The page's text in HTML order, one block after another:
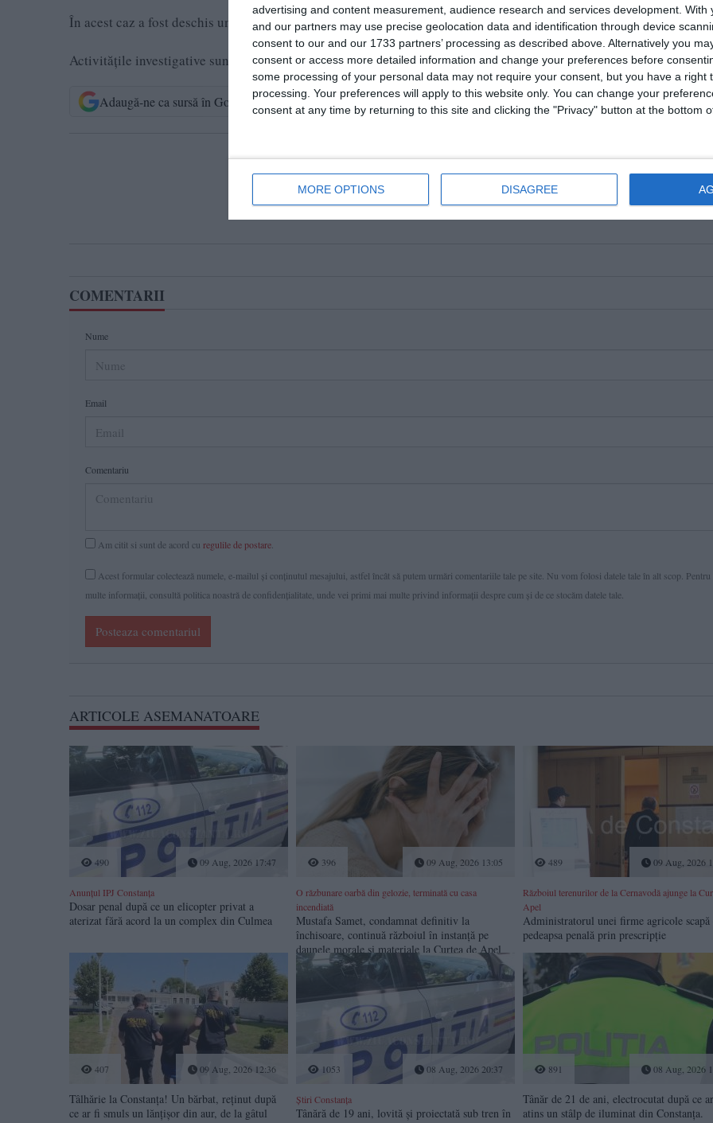
advertising and content measurement, audience research and services development. With
and our partners may use precise geolocation data and identification through device
consent to our and our 1733 partners’ processing as described above. Alternatively you
consent or access more detailed information and change your preferences before
some processing of your personal data may not require your consent, but you have a right
processing. Your preferences will apply to this website only. You can change your
consent at any time by returning to this site and clicking the "Privacy" button at the bottom
MORE OPTIONS DISAGREE
În acest caz a fost deschis un dosar penal pentru rele tratamente aplicate minorului.
Activitățile investigative sunt desfășurate sub coordonarea unității de parchet competente.
Adaugă-ne ca sursă în Google Urmărește-ne pe Google News Urmărește-ne pe Whatsapp
Ti-a placut articolul?
COMENTARII
Nume
Email
Comentariu
Am citit si sunt de acord cu regulile de postare.
Acest formular colectează numele, e-mailul şi conținutul mesajului, astfel încât să putem urmări comentariile tale pe site. Nu vom folosi datele tale în alt scop. Pentru
multe informaţii, consultă politica noastră de confidenţialitate, unde vei primi mai multe privind informaţii despre cum și de ce stocăm datele tale.
Posteaza comentariul
ARTICOLE ASEMANATOARE
490 09 Aug, 2026 17:47
Anunțul IPJ Constanța
Dosar penal după ce un elicopter privat a
aterizat fără acord la un complex din Culmea
396 09 Aug, 2026 13:05
O răzbunare oarbă din gelozie, terminată cu casa
incendiată
Mustafa Samet, condamnat definitiv la
închisoare, continuă războiul în instanță pe
daunele morale și materiale la Curtea de Apel
Constanța
489 09 Aug, 2026
Războiul terenurilor de la Cernavodă ajunge la
Apel
Administratorul unei firme agricole scapă
pedeapsa penală prin prescripție
407 09 Aug, 2026 12:36
Tâlhărie la Constanța! Un bărbat, reținut după
ce ar fi smuls un lănțișor din aur, de la gâtul
1053 08 Aug, 2026 20:37
Știri Constanța
Tânără de 19 ani, lovită și proiectată sub tren în
891 08 Aug, 2026
Tânăr de 21 de ani, electrocutat după ce
atins un stâlp de iluminat din Constanța.